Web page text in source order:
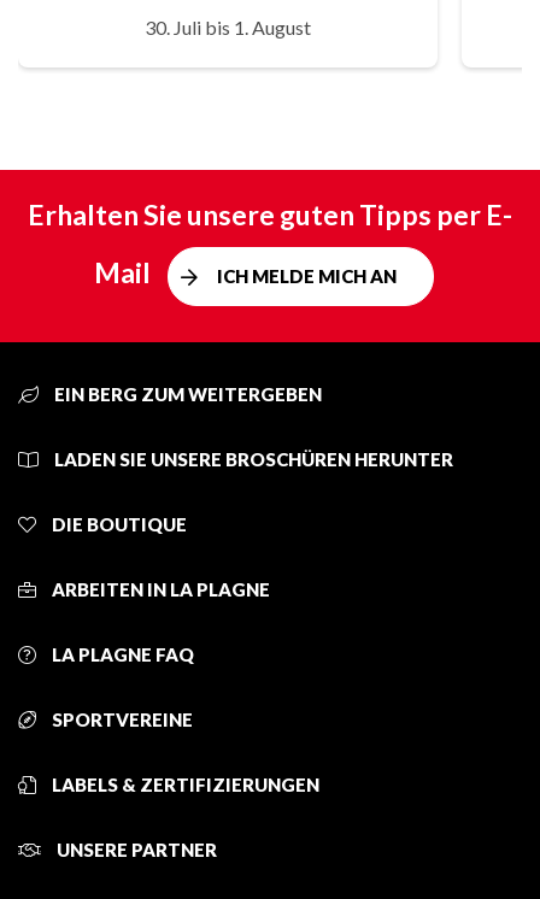
30. Juli bis 1. August
Erhalten Sie unsere guten Tipps per E-
Mail
ICH MELDE MICH AN
EIN BERG ZUM WEITERGEBEN
LADEN SIE UNSERE BROSCHÜREN HERUNTER
DIE BOUTIQUE
ARBEITEN IN LA PLAGNE
LA PLAGNE FAQ
SPORTVEREINE
LABELS & ZERTIFIZIERUNGEN
UNSERE PARTNER